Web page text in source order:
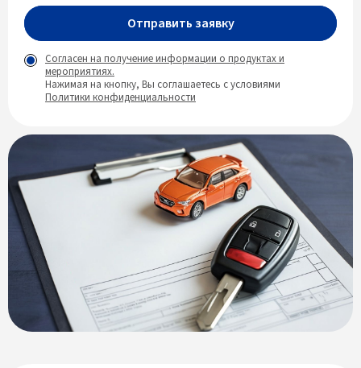
Отправить заявку
Согласен на получение информации о продуктах и
мероприятиях.
Нажимая на кнопку, Вы соглашаетесь с условиями
Политики конфиденциальности